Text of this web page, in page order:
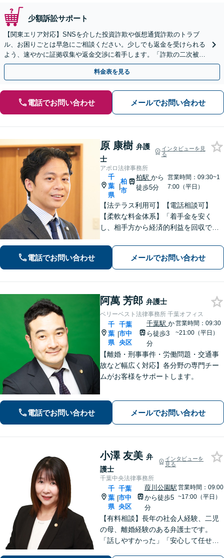
少額訴訟サポート
【関東エリア対応】SNSを介した投資詐欺や仮想通貨詐欺のトラブ
ル、お困りごとは早急にご相談ください。少しでも返金を受けられる
よう、速やかに証拠収集や返金交渉に着手します。「詐欺の二次被
害」のご相談も対応します【初回相談無料】【Web相談可】
料金表を見る
電話でお問い合わせ メールでお問い合わせ
原 康樹 弁護
士
インタビューを見
る
アポロ法律事務所
千
葉
県
|
柏
市
柏駅から
徒歩5分
営業時間：09:30~1
7:00（平日）
【法テラス利用可】【電話相談可】
【柔軟な料金体系】「着手金を安く
し、相手方から経済的利益を回収でき
可能です。離婚・男女問題、借金・債
通事故 など【柏駅5分】
電話でお問い合わせ メールでお問い合わせ
阿萬 芳郎 弁護士
ベリーベスト法律事務所 千葉オフィス
千
葉
県
|
千葉
市中
央区
千葉駅 か
ら徒歩3
分
営業時間：09:30
~21:00（平日）
【離婚・刑事事件・労働問題・交通事
故など幅広く対応】各分野の専門チー
ムがお客様をサポートします。
電話でお問い合わせ メールでお問い合わせ
小澤 友美 弁
護士
インタビューを
見る
千葉中央法律事務所
千
葉
県
|
千葉
市中
央区
葭川公園駅
から徒歩5
分
営業時間：09:00
~17:00（平日）
【有料相談】長年の社会人経験、二児
の母、離婚経験のある弁護士です。
「話しやすかった」「安心して任せら